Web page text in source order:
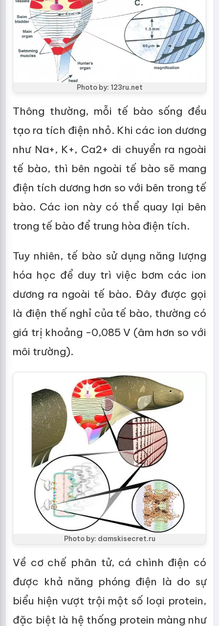
Photo by: 123ru.net
Thông thường, mỗi tế bào sống đều
tạo ra tích điện nhỏ. Khi các ion dương
như Na+, K+, Ca2+ di chuyển ra ngoài
tế bào, thì bên ngoài tế bào sẽ mang
điện tích dương hơn so với bên trong tế
bào. Các ion này có thể quay lại bên
trong tế bào để trung hòa điện tích.
Tuy nhiên, tế bào sử dụng năng lượng
hóa học để duy trì việc bơm các ion
dương ra ngoài tế bào. Đây được gọi
là điện thế nghỉ của tế bào, thường có
giá trị khoảng -0,085 V (âm hơn so với
môi trường).
Photo by: damskisecret.ru
Về cơ chế phân tử, cá chình điện có
được khả năng phóng điện là do sự
biểu hiện vượt trội một số loại protein,
đặc biệt là hệ thống protein màng như